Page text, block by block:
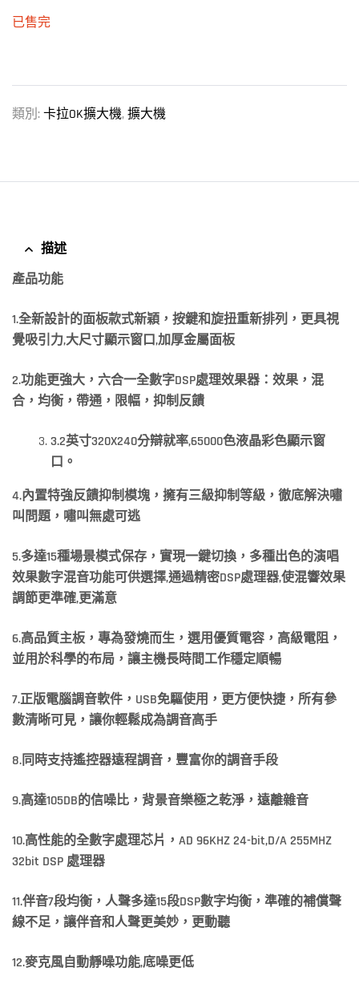
已售完
類別: 卡拉OK擴大機, 擴大機
描述
產品功能
1.全新設計的面板款式新穎，按鍵和旋扭重新排列，更具視
覺吸引力,大尺寸顯示窗口,加厚金屬面板
2.功能更強大，六合一全數字DSP處理效果器：效果，混
合，均衡，帶通，限幅，抑制反饋
3.2英寸320X240分辯就率,65000色液晶彩色顯示窗
口。
4.內置特強反饋抑制模塊，擁有三級抑制等級，徹底解決嘯
叫問題，嘯叫無處可逃
5.多達15種場景模式保存，實現一鍵切換，多種出色的演唱
效果數字混音功能可供選擇,通過精密DSP處理器,使混響效果
調節更準確,更滿意
6.高品質主板，專為發燒而生，選用優質電容，高級電阻，
並用於科學的布局，讓主機長時間工作穩定順暢
7.正版電腦調音軟件，USB免驅使用，更方便快捷，所有參
數清晰可見，讓你輕鬆成為調音高手
8.同時支持遙控器遠程調音，豐富你的調音手段
9.高達105DB的信噪比，背景音樂極之乾淨，遠離雜音
10.高性能的全數字處理芯片，AD 96KHZ 24-bit,D/A 255MHZ
32bit DSP處理器
11.伴音7段均衡，人聲多達15段DSP數字均衡，準確的補償聲
線不足，讓伴音和人聲更美妙，更動聽
12.麥克風自動靜噪功能,底噪更低